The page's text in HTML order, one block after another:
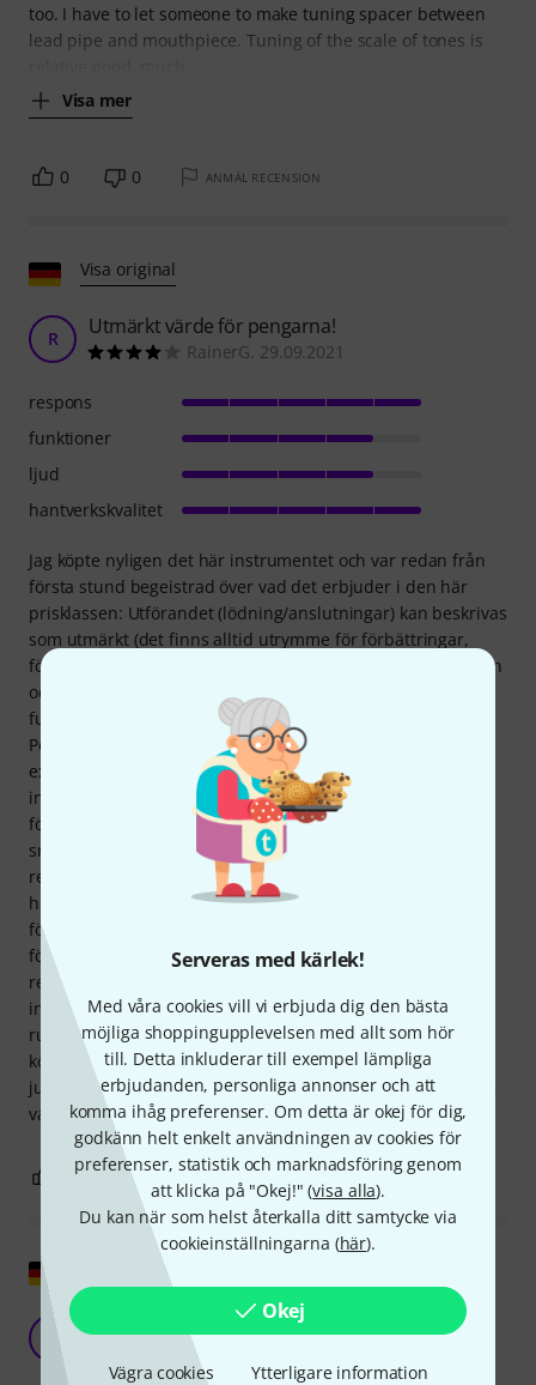
Serveras med kärlek!
Med våra cookies vill vi erbjuda dig den bästa
möjliga shoppingupplevelsen med allt som hör
till. Detta inkluderar till exempel lämpliga
erbjudanden, personliga annonser och att
komma ihåg preferenser. Om detta är okej för dig,
godkänn helt enkelt användningen av cookies för
preferenser, statistik och marknadsföring genom
att klicka på "Okej!" (visa alla).
Du kan när som helst återkalla ditt samtycke via
cookieinställningarna (här).
Okej
Vägra cookies Ytterligare information
too. I have to let someone to make tuning spacer between
lead pipe and mouthpiece. Tuning of the scale of tones is
Visa mer
0 0 ANMÄL RECENSION
Visa original
R Utmärkt värde för pengarna!
RainerG. 29.09.2021
Jag köpte nyligen det här instrumentet och var redan från
första stund begeistrad över vad det erbjuder i den här
prisklassen: Utförandet (lödning/anslutningar) kan beskrivas
som utmärkt (det finns alltid utrymme för förbättringar,
förstås, men då måste man fundera djupare). Ventilspjällen
och huvudstämningsspjället är mycket välmonterade och
fungerar lika smidigt som på ett toppmodernt instrument!
Perinet-ventilerna själva är ganska välgjorda och passar
exakt; skruvlocken är också mycket välgjorda och fastnar
inte när man skruvar in eller ut dem. Det kommer
förmodligen att ta ett tag innan ventilerna själva går helt
smidigt och fritt (inkörningsperiod), men med regelbunden
rengöring (för att ta bort slipdamm) och omoljning med
högkvalitativ/fin Perinet-olja kommer detta säkerligen att
förbättras med tiden. Responsen och intonationen är
förvånansvärt bra för den här prisklassen! En tydlig
rekommendation för alla som vill äga detta "exotiska"
instrument som ett andra eller tredje instrument utan att
ruinera sig. Uppdatering februari 2022: Ventilerna har nu
körts in och fungerar perfekt och snabbt. Jag har därför
justerat mitt betyg för "utförande" uppåt. Slutsats: Utmärkt
valuta för pengarna!
respons
funktioner
ljud
hantverkskvalitet
0 ANMÄL RECENSION
Visa original
Fint horn för mellan- och diskantregistret
Bertram aus B. 14.12.2018